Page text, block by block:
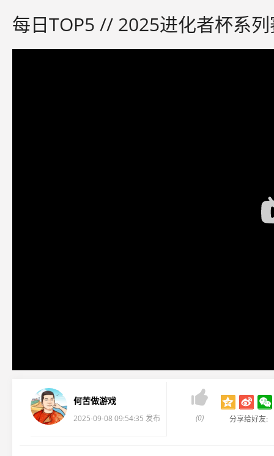
每日TOP5 // 2025进化者杯系
何苦做游戏
2025-09-08 09:54:35 发布

(0) 分享给好友: